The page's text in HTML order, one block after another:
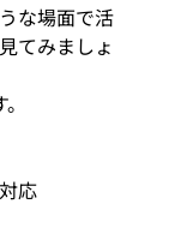
な場面で活
てみましょ
応